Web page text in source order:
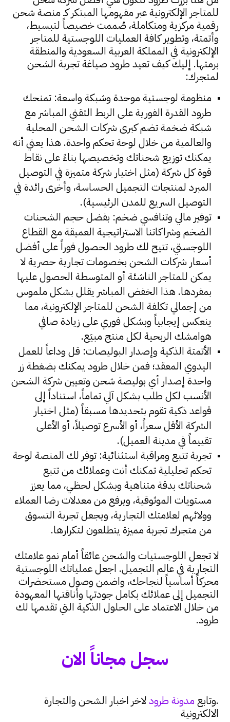
للمتاجر الإلكترونية عبر مفهومها المبتكر كـ منصة شحن
رقمية مركزية ومتكاملة، صُممت خصيصاً لتبسيط،
وأتمتة، وتطوير كافة العمليات اللوجستية للمتاجر
الإلكترونية في المملكة العربية السعودية والمنطقة
برمتها. إليك كيف تعيد طرود صياغة تجربة الشحن
لمتجرك:
منظومة لوجستية موحدة وشبكة واسعة: تمنحك
طرود القدرة الفورية على الربط التقني المباشر مع
شبكة ضخمة تضم كبرى شركات الشحن المحلية
والعالمية من خلال لوحة تحكم واحدة. هذا يعني أنه
يمكنك توزيع شحناتك وتخصيصها بناءً على نقاط
قوة كل شركة (مثل اختيار شركة متميزة في التوصيل
المبرد لمنتجات التجميل الحساسة، وأخرى رائدة في
التوصيل السريع للمدن الرئيسية).
توفير مالي وتنافسي ضخم: بفضل حجم الشحنات
الضخم وشراكاتنا الاستراتيجية العميقة مع القطاع
اللوجستي، تتيح لك طرود الحصول فوراً على أفضل
أسعار شركات الشحن بخصومات تجارية حصرية لا
يمكن للمتاجر الناشئة أو المتوسطة الحصول عليها
بمفردها. هذا الخفض المباشر يقلل بشكل ملموس
من إجمالي تكلفة الشحن للمتاجر الإلكترونية، مما
ينعكس إيجابياً وبشكل فوري على زيادة صافي
هوامشك الربحية لكل منتج مبيَع.
الأتمتة الذكية وإصدار البوليصات: قل وداعاً للعمل
اليدوي المعقد؛ فمن خلال طرود يمكنك بضغطة زر
واحدة إصدار أي بوليصة شحن وتعيين شركة الشحن
الأنسب لكل طلب بشكل آلي تماماً، استناداً إلى
قواعد ذكية تقوم بتحديدها مسبقاً (مثل اختيار
الشركة الأقل سعراً، أو الأسرع توصيلاً، أو الأعلى
تقييماً في مدينة العميل).
تجربة تتبع ومراقبة استثنائية: توفر لك المنصة لوحة
تحكم تحليلية تمكنك أنت وعملائك من تتبع
شحناتك بدقة متناهية وبشكل لحظي، مما يعزز
مستويات الموثوقية، ويرفع من معدلات رضا العملاء
وولائهم لعلامتك التجارية، ويجعل تجربة التسوق
من متجرك تجربة مميزة يتطلعون لتكرارها.
لا تجعل اللوجستيات والشحن عائقاً أمام نمو علامتك
التجارية في عالم التجميل. اجعل عملياتك اللوجستية
محركاً أساسياً لنجاحك، واضمن وصول مستحضرات
التجميل إلى عملائك بكامل جودتها وأناقتها المعهودة
من خلال الاعتماد على الحلول الذكية التي تقدمها لك
طرود.
سجل مجاناً الان
.وتابعمدونة طرودلاخر اخبار الشحن والتجارة
الالكترونية